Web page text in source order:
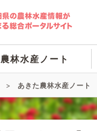
林水産ノート
> あきた農林水産ノート